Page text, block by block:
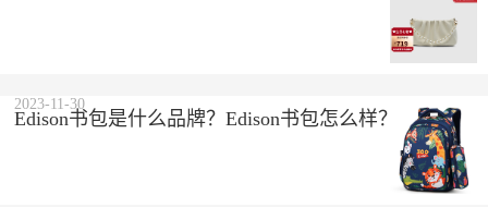
Edison书包是什么品牌？Edison书包怎么样？
2023-11-30